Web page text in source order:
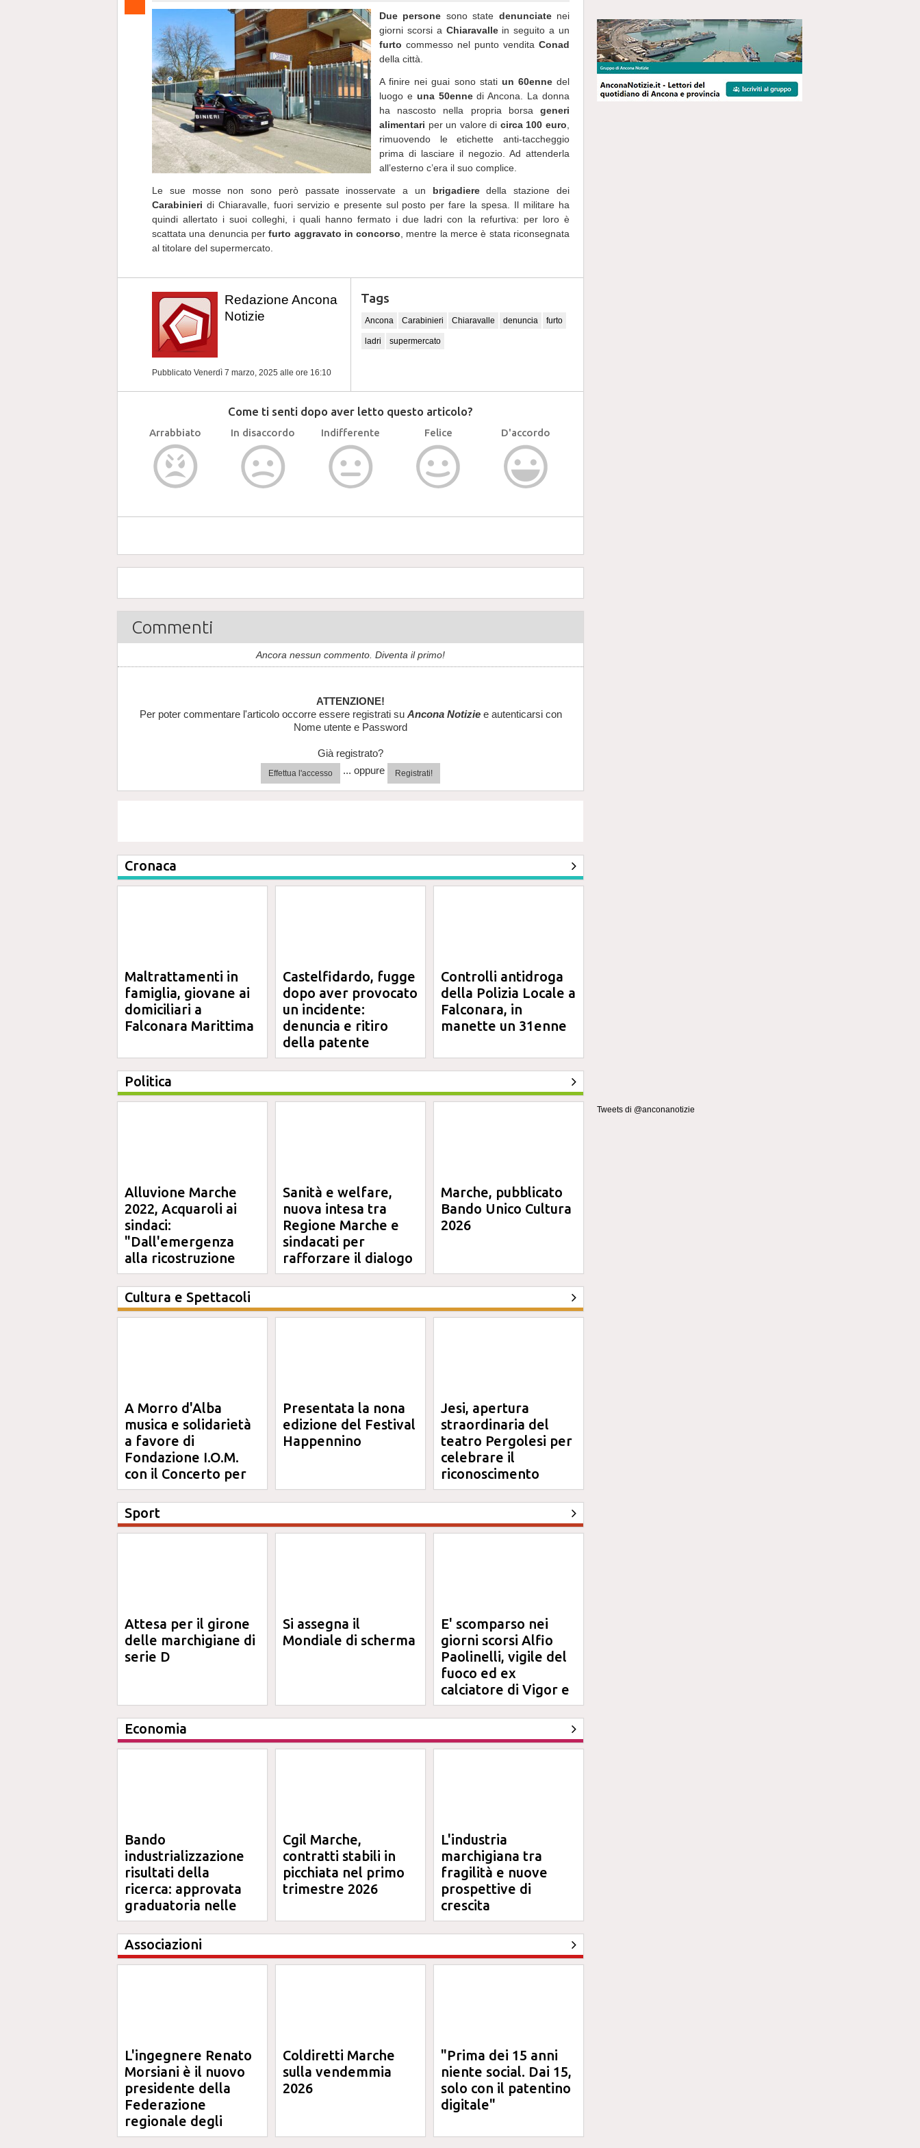
Due persone sono state denunciatenei
giorni scorsi a Chiaravallein seguito a un
furto commesso nel punto vendita Conad
della città.
A finire nei guai sono stati un 60ennedel
luogo e una 50ennedi Ancona. La donna
ha nascosto nella propria borsa generi
alimentari per un valore di circa 100 euro
rimuovendo le etichette anti-taccheggio
prima di lasciare il negozio. Ad attenderla
all’esterno c’era il suo complice.
Le sue mosse non sono però passate inosservate a un brigadieredella stazione dei
Carabinieri di Chiaravalle, fuori servizio e presente sul posto per fare la spesa. Il militare ha
quindi allertato i suoi colleghi, i quali hanno fermato i due ladri con la refurtiva: per loro è
scattata una denuncia perfurto aggravato in concorso , mentre la merce è stata riconsegnata
al titolare del supermercato.
Redazione Ancona
Notizie
Pubblicato Venerdì 7 marzo, 2025 alle ore 16:10
Tags
Ancona Carabinieri Chiaravalle denuncia furto
ladri supermercato
Come ti senti dopo aver letto questo articolo?
Arrabbiato In disaccordo Indifferente Felice D'accordo
Commenti
Ancora nessun commento. Diventa il primo!
ATTENZIONE!
Per poter commentare l'articolo occorre essere registrati su Ancona Notiziee autenticarsi con
Nome utente e Password
Già registrato?
Effettua l'accesso ... oppure Registrati!
Cronaca
Maltrattamenti in
famiglia, giovane ai
domiciliari a
Falconara Marittima
Castelfidardo, fugge
dopo aver provocato
un incidente:
denuncia e ritiro
della patente
Controlli antidroga
della Polizia Locale a
Falconara, in
manette un 31enne
Politica
Alluvione Marche
2022, Acquaroli ai
sindaci:
"Dall'emergenza
alla ricostruzione
definitiva"
Sanità e welfare,
nuova intesa tra
Regione Marche e
sindacati per
rafforzare il dialogo
Marche, pubblicato
Bando Unico Cultura
2026
Cultura e Spettacoli
A Morro d'Alba
musica e solidarietà
a favore di
Fondazione I.O.M.
con il Concerto per
Anna
Presentata la nona
edizione del Festival
Happennino
Jesi, apertura
straordinaria del
teatro Pergolesi per
celebrare il
riconoscimento
Unesco
Sport
Attesa per il girone
delle marchigiane di
serie D
Si assegna il
Mondiale di scherma
E' scomparso nei
giorni scorsi Alfio
Paolinelli, vigile del
fuoco ed ex
calciatore di Vigor e
Jesina
Economia
Bando
industrializzazione
risultati della
ricerca: approvata
graduatoria nelle
Marche
Cgil Marche,
contratti stabili in
picchiata nel primo
trimestre 2026
L'industria
marchigiana tra
fragilità e nuove
prospettive di
crescita
Associazioni
L'ingegnere Renato
Morsiani è il nuovo
presidente della
Federazione
regionale degli
Ordini degli
Coldiretti Marche
sulla vendemmia
2026
"Prima dei 15 anni
niente social. Dai 15,
solo con il patentino
digitale"
Tweets di @anconanotizie